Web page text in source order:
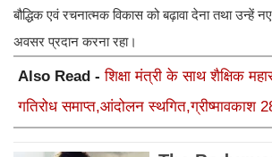
बौद्धिक एवं रचनात्मक विकास को बढ़ावा देना तथा
अवसर प्रदान करना रहा।
Also Read -शिक्षा मंत्री के साथ शैक्षिक
गतिरोध समाप्त,आंदोलन